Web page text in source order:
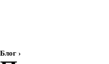
Блог ›